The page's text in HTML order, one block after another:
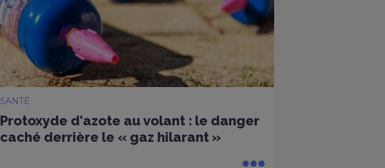
SANTÉ
Protoxyde d'azote au volant : le danger
caché derrière le « gaz hilarant »